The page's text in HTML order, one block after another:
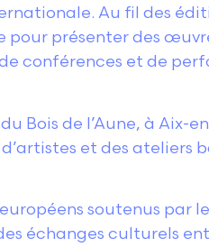
Au fil des
pour présenter des
conférences et de
Bois de l’Aune, à
et des ateliers
soutenus par
échanges culturels